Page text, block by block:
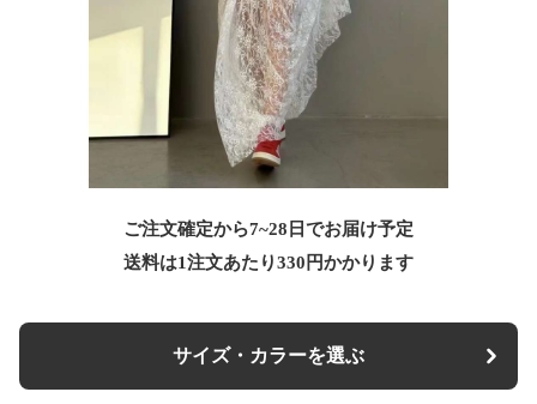
ご注文確定から7~28日でお届け予定
送料は1注文あたり330 円かかります
サイズ・カラーを選ぶ